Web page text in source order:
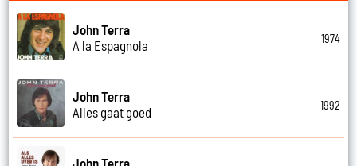
John Terra
A la Espagnola
1974
John Terra
Alles gaat goed
1992